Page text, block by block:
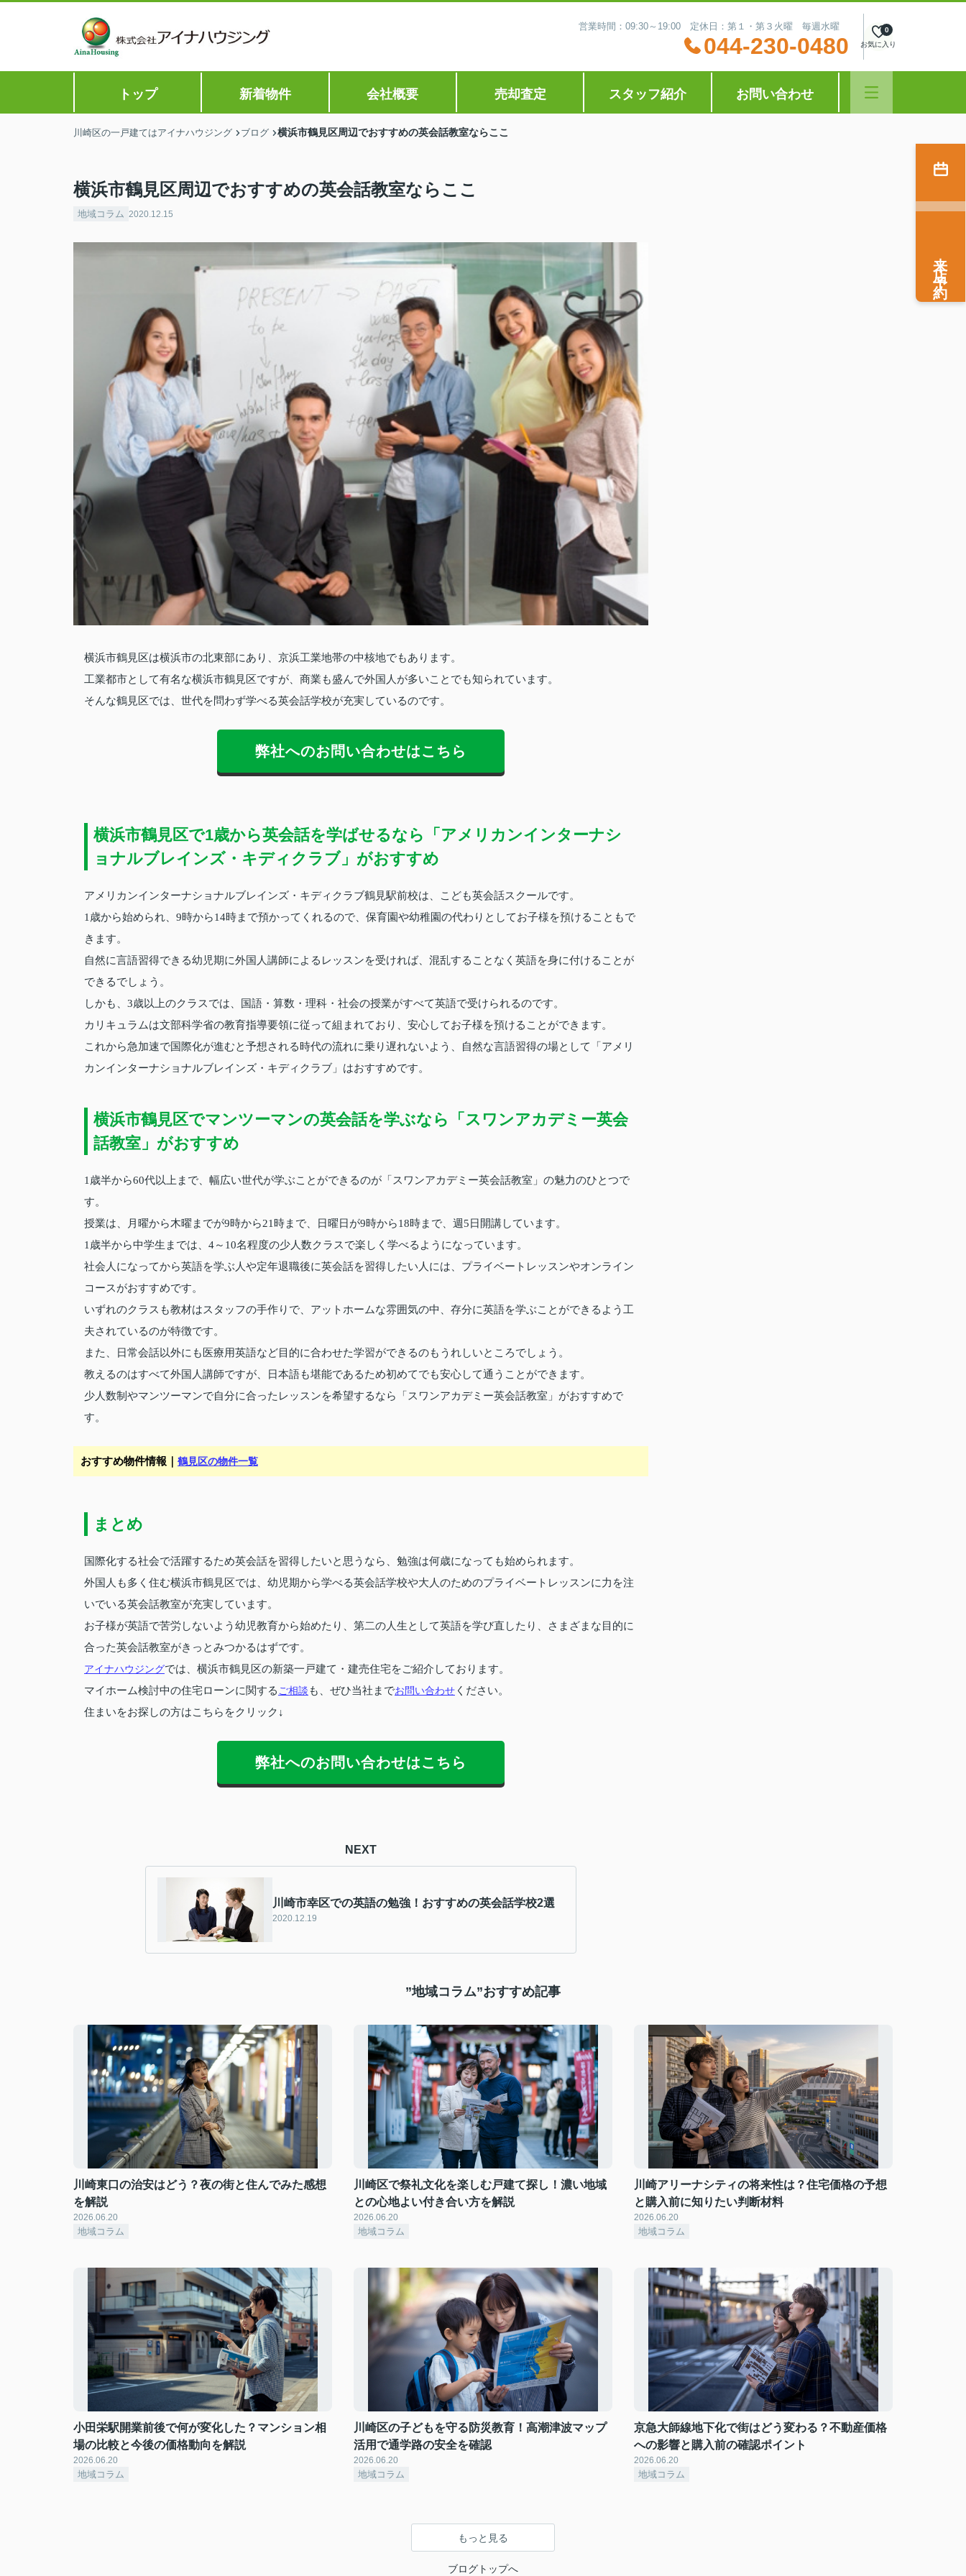
営業時間：09:30～19:00 定休日：第１・第３火曜 毎週水曜
044-230-0480 お気に入り
0
トップ 新着物件 会社概要 売却査定 スタッフ紹介 お問い合わせ
川崎区の一戸建てはアイナハウジング ブログ 横浜市鶴見区周辺でおすすめの英会話教室ならここ
横浜市鶴見区周辺でおすすめの英会話教室ならここ
地域コラム 2020.12.15
横浜市鶴見区は横浜市の北東部にあり、京浜工業地帯の中核地でもあります。
工業都市として有名な横浜市鶴見区ですが、商業も盛んで外国人が多いことでも知られています。
そんな鶴見区では、世代を問わず学べる英会話学校が充実しているのです。
弊社へのお問い合わせはこちら
横浜市鶴見区で1歳から英会話を学ばせるなら「アメリカンインターナシ
ョナルブレインズ・キディクラブ」がおすすめ
アメリカンインターナショナルブレインズ・キディクラブ鶴見駅前校は、こども英会話スクールです。
1歳から始められ、9時から14時まで預かってくれるので、保育園や幼稚園の代わりとしてお子様を預けることもで
きます。
自然に言語習得できる幼児期に外国人講師によるレッスンを受ければ、混乱することなく英語を身に付けることが
できるでしょう。
しかも、3歳以上のクラスでは、国語・算数・理科・社会の授業がすべて英語で受けられるのです。
カリキュラムは文部科学省の教育指導要領に従って組まれており、安心してお子様を預けることができます。
これから急加速で国際化が進むと予想される時代の流れに乗り遅れないよう、自然な言語習得の場として「アメリ
カンインターナショナルブレインズ・キディクラブ」はおすすめです。
横浜市鶴見区でマンツーマンの英会話を学ぶなら「スワンアカデミー英会
話教室」がおすすめ
1歳半から60代以上まで、幅広い世代が学ぶことができるのが「スワンアカデミー英会話教室」の魅力のひとつで
す。
授業は、月曜から木曜までが9時から21時まで、日曜日が9時から18時まで、週5日開講しています。
1歳半から中学生までは、4～10名程度の少人数クラスで楽しく学べるようになっています。
社会人になってから英語を学ぶ人や定年退職後に英会話を習得したい人には、プライベートレッスンやオンライン
コースがおすすめです。
いずれのクラスも教材はスタッフの手作りで、アットホームな雰囲気の中、存分に英語を学ぶことができるよう工
夫されているのが特徴です。
また、日常会話以外にも医療用英語など目的に合わせた学習ができるのもうれしいところでしょう。
教えるのはすべて外国人講師ですが、日本語も堪能であるため初めてでも安心して通うことができます。
少人数制やマンツーマンで自分に合ったレッスンを希望するなら「スワンアカデミー英会話教室」がおすすめで
す。
おすすめ物件情報｜ 鶴見区の物件一覧
まとめ
国際化する社会で活躍するため英会話を習得したいと思うなら、勉強は何歳になっても始められます。
外国人も多く住む横浜市鶴見区では、幼児期から学べる英会話学校や大人のためのプライベートレッスンに力を注
いでいる英会話教室が充実しています。
お子様が英語で苦労しないよう幼児教育から始めたり、第二の人生として英語を学び直したり、さまざまな目的に
合った英会話教室がきっとみつかるはずです。
アイナハウジングでは、横浜市鶴見区の新築一戸建て・建売住宅をご紹介しております。
マイホーム検討中の住宅ローンに関する ご相談 も、ぜひ当社までお問い合わせ ください。
住まいをお探しの方はこちらをクリック↓
弊社へのお問い合わせはこちら
NEXT
川崎市幸区での英語の勉強！おすすめの英会話学校2選
2020.12.19
”地域コラム”おすすめ記事
川崎東口の治安はどう？夜の街と住んでみた感想
を解説
2026.06.20
地域コラム
川崎区で祭礼文化を楽しむ戸建て探し！濃い地域
との心地よい付き合い方を解説
2026.06.20
地域コラム
川崎アリーナシティの将来性は？住宅価格の予想
と購入前に知りたい判断材料
2026.06.20
地域コラム
小田栄駅開業前後で何が変化した？マンション相
場の比較と今後の価格動向を解説
2026.06.20
地域コラム
川崎区の子どもを守る防災教育！高潮津波マップ
活用で通学路の安全を確認
2026.06.20
地域コラム
京急大師線地下化で街はどう変わる？不動産価格
への影響と購入前の確認ポイント
2026.06.20
地域コラム
もっと見る
ブログトップへ
来店予約